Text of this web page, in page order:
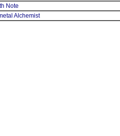
Note
Alchemist